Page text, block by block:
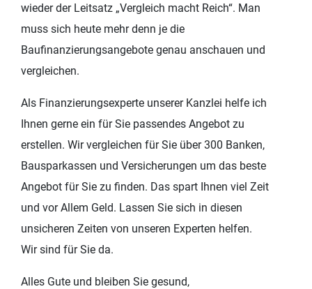
wieder der Leitsatz „Vergleich macht Reich“. Man
muss sich heute mehr denn je die
Baufinanzierungsangebote genau anschauen und
vergleichen.
Als Finanzierungsexperte unserer Kanzlei helfe ich
Ihnen gerne ein für Sie passendes Angebot zu
erstellen. Wir vergleichen für Sie über 300 Banken,
Bausparkassen und Versicherungen um das beste
Angebot für Sie zu finden. Das spart Ihnen viel Zeit
und vor Allem Geld. Lassen Sie sich in diesen
unsicheren Zeiten von unseren Experten helfen.
Wir sind für Sie da.
Alles Gute und bleiben Sie gesund,